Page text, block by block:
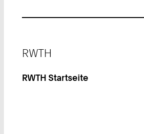
RWTH
RWTH Startseite